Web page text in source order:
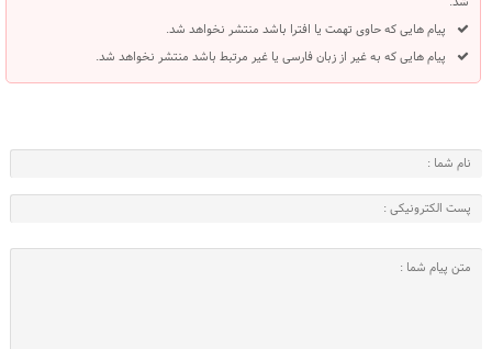
پیام هایی که حاوی تهمت یا افترا باشد منتشر نخواهد شد.
پیام هایی که به غیر از زبان فارسی یا غیر مرتبط باشد منتشر نخواهد شد.